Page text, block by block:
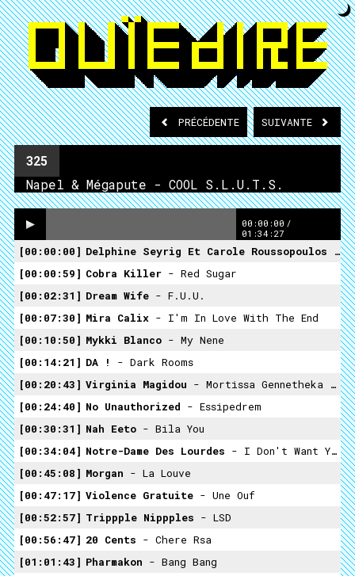
PRÉCÉDENTE SUIVANTE
325
Napel & Mégapute - COOL S.L.U.T.S.
00:00:00 /
01:34:27
00:00:00 Delphine Seyrig Et Carole Roussopoulos
00:00:59
Cobra Killer - Red Sugar
00:02:31
Dream Wife - F.u.u.
00:07:30
Mira Calix - I'm In Love With The End
00:10:50
Mykki Blanco - My Nene
00:14:21
DA !
- Dark Rooms
00:20:43
Virginia Magidou - Mortissa Gennetheka (i Was Born A Badass Chick)
00:24:40
No Unauthorized - Essipedrem
00:30:31
Nah Eeto - Bila You
00:34:04
Notre-Dame Des Lourdes - I Don't Want Your Fucking Love
00:45:08
Morgan - La Louve
00:47:17
Violence Gratuite - Une Ouf
00:52:57
Trippple Nippples - LSD
00:56:47
20 Cents - Chere Rsa
01:01:43
Pharmakon - Bang Bang